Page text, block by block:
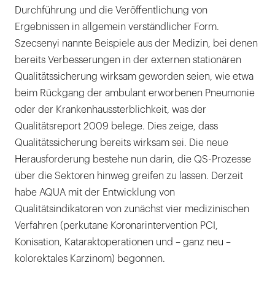
Durchführung und die Veröffentlichung von
Ergebnissen in allgemein verständlicher Form.
Szecsenyi nannte Beispiele aus der Medizin, bei denen
bereits Verbesserungen in der externen stationären
Qualitätssicherung wirksam geworden seien, wie etwa
beim Rückgang der ambulant erworbenen Pneumonie
oder der Krankenhaussterblichkeit, was der
Qualitätsreport 2009 belege. Dies zeige, dass
Qualitätssicherung bereits wirksam sei. Die neue
Herausforderung bestehe nun darin, die QS-Prozesse
über die Sektoren hinweg greifen zu lassen. Derzeit
habe AQUA mit der Entwicklung von
Qualitätsindikatoren von zunächst vier medizinischen
Verfahren (perkutane Koronarintervention PCI,
Konisation, Kataraktoperationen und – ganz neu –
kolorektales Karzinom) begonnen.